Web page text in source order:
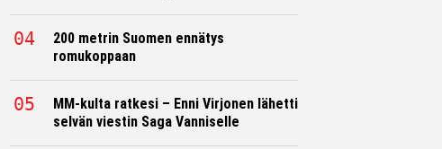
200 metrin Suomen ennätys
romukoppaan
MM-kulta ratkesi – Enni Virjonen lähetti
selvän viestin Saga Vanniselle